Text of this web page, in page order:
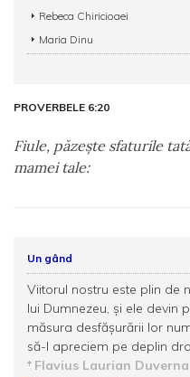
Rebeca Chiricioaei
Maria Dinu
PROVERBELE 6:20
Fiule, păzeşte sfaturile
mamei tale:
Un gând
Viitorul nostru este plin de
lui Dumnezeu, şi ele devin
măsura desfăşurării lor
să-I apreciem pe deplin
Flavius Laurian Duverna